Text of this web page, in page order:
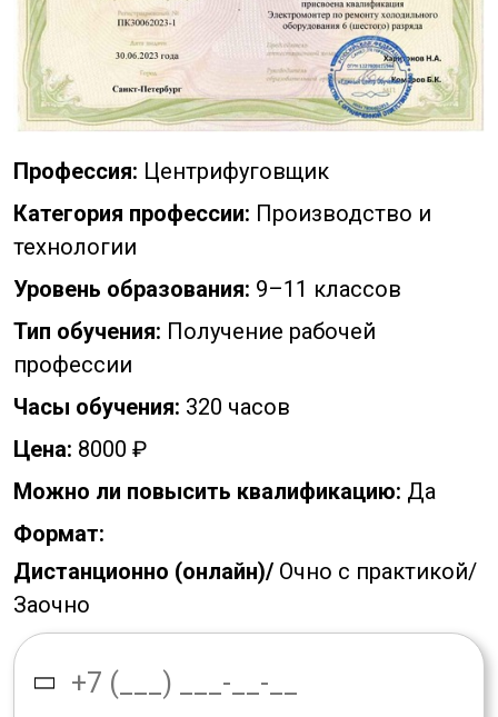
Профессия: Центрифуговщик
Категория профессии: Производство и
технологии
Уровень образования: 9–11 классов
Тип обучения: Получение рабочей
профессии
Часы обучения: 320 часов
Цена: 8000 ₽
Можно ли повысить квалификацию: Да
Формат:
Дистанционно (онлайн)/ Очно с практикой/
Заочно